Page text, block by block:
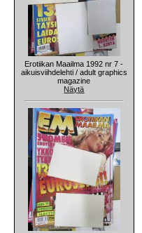
Erotiikan Maailma 1992 nr 7 -
aikuisviihdelehti / adult graphics
magazine
Näytä